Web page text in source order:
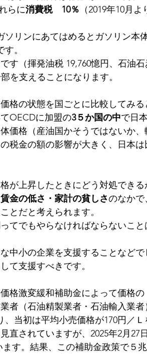
らに消費税　10％ （2019年10月よ
ソリンにあてはめるとガソリン本
。
す（揮発油税 19,760憶円、石油石
を支えることになります。
格の状態を国ごとに比較してみる
OECDに加盟の3５か国の中で日
価格（産油国かそうではないか、
税金の額の影響が大きく、日本は
上昇したときにどう対処できる
金の低さ・家計の貧しさのなかで
とだと考えられます。
でもやらなければならないこと
中小の企業を支援することなどで
て支援すべきです。
格激変緩和補助金によって価格の
者（石油精製業者・石油輸入業者
当初は平均小売価格が170円／Ｌ
直されていますが、2025年2月27
す。結果、この補助金政策で５